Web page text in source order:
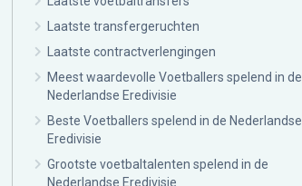
Laatste transfergeruchten
Laatste contractverlengingen
Meest waardevolle Voetballers spelend in de
Nederlandse Eredivisie
Beste Voetballers spelend in de Nederlandse
Eredivisie
Grootste voetbaltalenten spelend in de
Nederlandse Eredivisie